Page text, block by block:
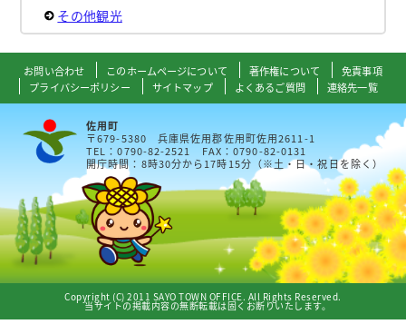
その他観光
お問い合わせ このホームページについて 著作権について
免責事項
プライバシーポリシー
サイトマップ よくあるご質問 連絡先一覧
佐用町
〒679-5380 兵庫県佐用郡佐用町佐用2611-1
TEL：0790-82-2521 FAX：0790-82-0131
開庁時間：8時30分から17時15分（※土・日・祝日を除く）
Copyright (C) 2011 SAYO TOWN OFFICE. All Rights Reserved.
当サイトの掲載内容の無断転載は固くお断りいたします。